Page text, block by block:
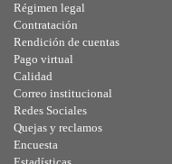
Régimen legal
Contratación
Rendición de cuentas
Pago virtual
Calidad
Correo institucional
Redes Sociales
Quejas y reclamos
Encuesta